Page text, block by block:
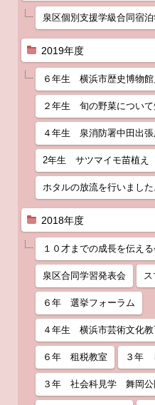
泉区個別支援学級合同宿
2019年度
６年生 横浜市歴史博物館
２年生 旬の野菜について
４年生 泉消防署中田出張
2年生 サツマイモ苗植え
ホタルの放流を行いました
2018年度
１０才までの成長を伝え
泉区合同学習発表会
６年 選挙フォーラム
４年生 横浜市芸術文化教
６年 租税教室 ３年
３年 社会科見学 舞岡公